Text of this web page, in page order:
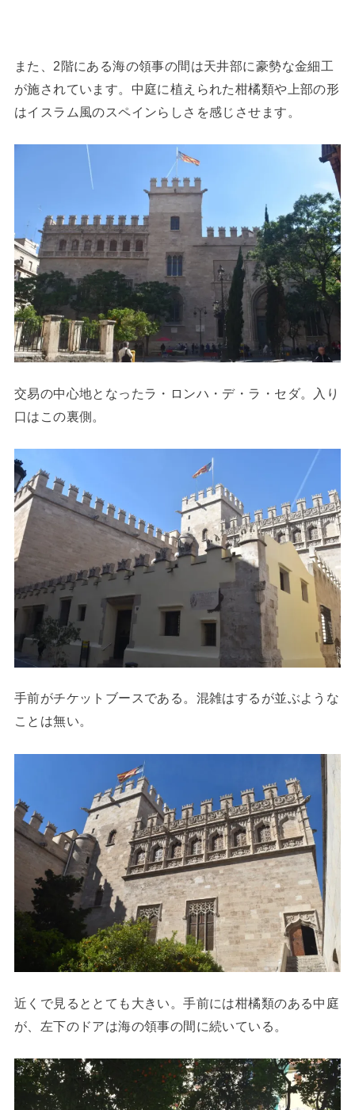
また、2階にある海の領事の間は天井部に豪勢な金細工
が施されています。中庭に植えられた柑橘類や上部の形
はイスラム風のスペインらしさを感じさせます。
交易の中心地となったラ・ロンハ・デ・ラ・セダ。入り
口はこの裏側。
手前がチケットブースである。混雑はするが並ぶような
ことは無い。
近くで見るととても大きい。手前には柑橘類のある中庭
が、左下のドアは海の領事の間に続いている。